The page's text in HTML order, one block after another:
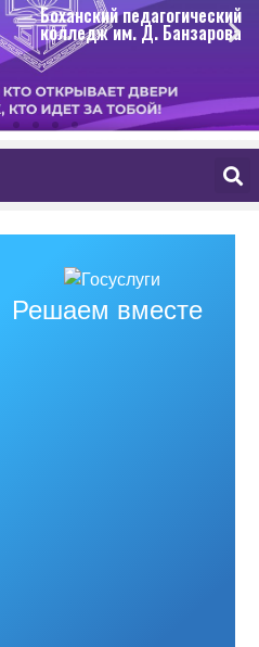
Боханский педагогический
колледж им. Д. Банзарова
Решаем вместе